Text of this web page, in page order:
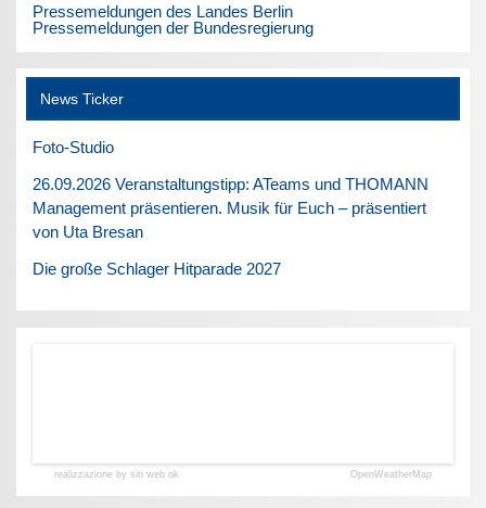
Pressemeldungen des Landes Berlin
Pressemeldungen der Bundesregierung
News Ticker
Foto-Studio
26.09.2026 Veranstaltungstipp: ATeams und THOMANN
Management präsentieren. Musik für Euch – präsentiert
von Uta Bresan
Die große Schlager Hitparade 2027
realizzazione by siti web ok OpenWeatherMap